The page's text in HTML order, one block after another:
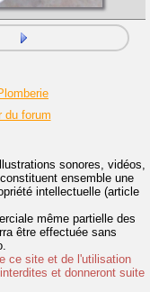
du forum
sonores, vidéos,
ensemble une
intellectuelle (article
même partielle des
être effectuée sans
ce site et de l'utilisation
et donneront suite